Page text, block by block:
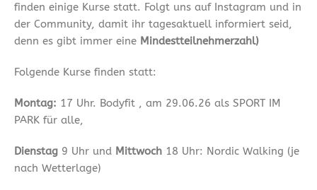
finden einige Kurse statt. Folgt uns auf Instagram und in
der Community, damit ihr tagesaktuell informiert seid,
denn es gibt immer eine Mindestteilnehmerzahl)
Folgende Kurse finden statt:
Montag: 17 Uhr. Bodyfit , am 29.06.26 als SPORT IM
PARK für alle,
Dienstag 9 Uhr und Mittwoch 18 Uhr: Nordic Walking (je
nach Wetterlage)